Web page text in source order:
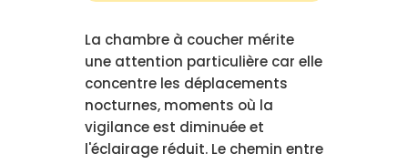
La chambre à coucher mérite
une attention particulière car elle
concentre les déplacements
nocturnes, moments où la
vigilance est diminuée et
l'éclairage réduit. Le chemin entre